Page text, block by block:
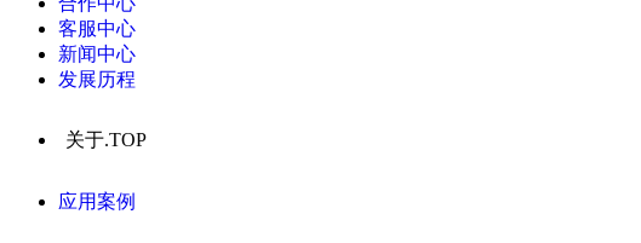
客服中心
新闻中心
发展历程
关于.TOP
应用案例